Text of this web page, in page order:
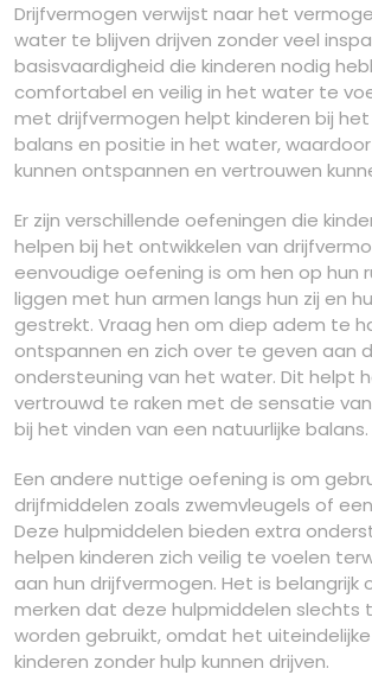
Drijfvermogen verwijst naar het
water te blijven drijven zonder veel
basisvaardigheid die kinderen nodig
comfortabel en veilig in het water te
met drijfvermogen helpt kinderen bij het
balans en positie in het water,
kunnen ontspannen en vertrouwen
Er zijn verschillende oefeningen die
helpen bij het ontwikkelen van
eenvoudige oefening is om hen op hun
liggen met hun armen langs hun zij en
gestrekt. Vraag hen om diep adem te
ontspannen en zich over te geven aan
ondersteuning van het water. Dit helpt
vertrouwd te raken met de sensatie
bij het vinden van een natuurlijke balans.
Een andere nuttige oefening is om
drijfmiddelen zoals zwemvleugels of
Deze hulpmiddelen bieden extra
helpen kinderen zich veilig te voelen
aan hun drijfvermogen. Het is belangrijk
merken dat deze hulpmiddelen slechts
worden gebruikt, omdat het
kinderen zonder hulp kunnen drijven.